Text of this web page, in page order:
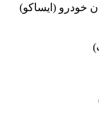
خودرو (ایساکو)